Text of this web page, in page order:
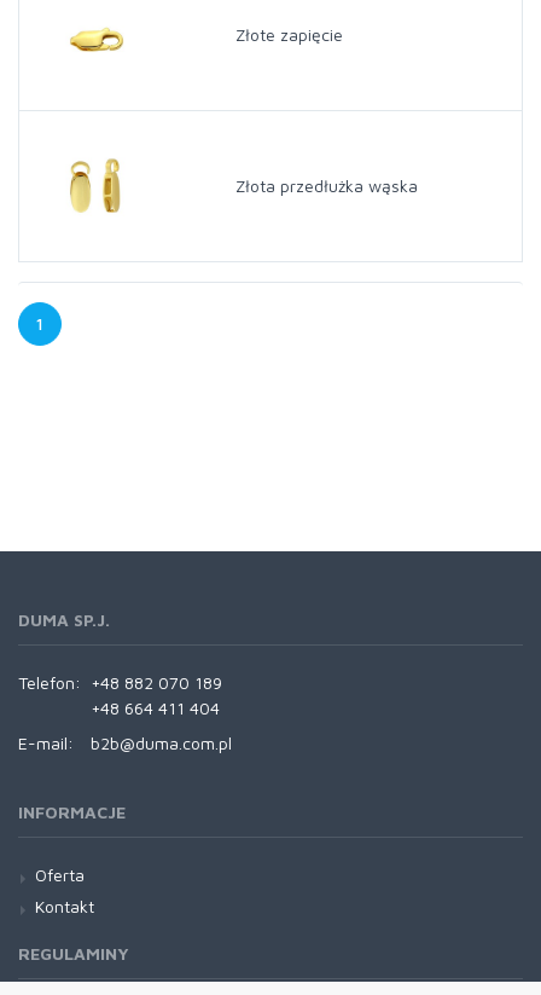
Złote zapięcie
Złota przedłużka wąska
1
DUMA SP.J.
Telefon:
+48 882 070 189
+48 664 411 404
E-mail:
b2b@duma.com.pl
INFORMACJE
Oferta
Kontakt
REGULAMINY